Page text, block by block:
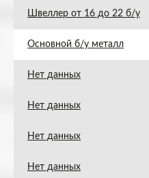
Швеллер от 16 до 22 б/у
Основной б/у металл
Нет данных
Нет данных
Нет данных
Нет данных